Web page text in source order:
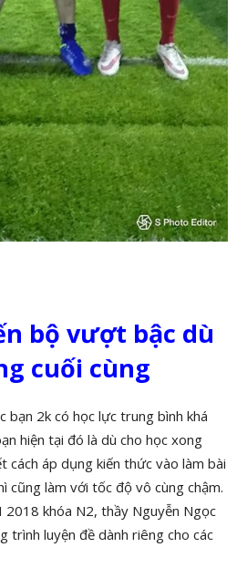
bộ vượt bậc dù
cuối cùng
bạn 2k có học lực trung bình khá
hiện tại đó là dù cho học xong
cách áp dụng kiến thức vào làm bài
cũng làm với tốc độ vô cùng chậm.
khóa N2, thầy Nguyễn Ngọc
trình luyện đề dành riêng cho các